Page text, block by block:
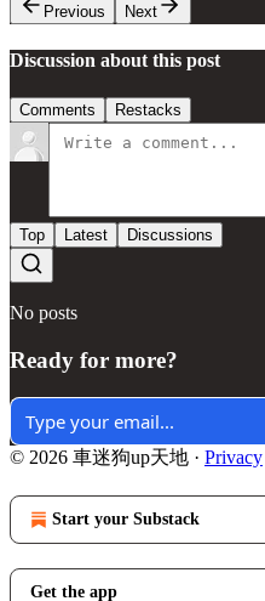
Previous
Next
Discussion about this post
Comments Restacks
Top Latest Discussions
No posts
Ready for more?
© 2026 車迷狗up天地 · Privacy
Start your Substack
Get the app